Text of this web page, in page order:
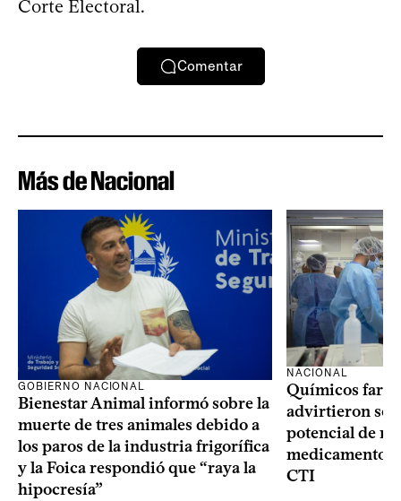
Corte Electoral.
Comentar
Más de Nacional
GOBIERNO NACIONAL
Bienestar Animal informó sobre la
muerte de tres animales debido a
los paros de la industria frigorífica
y la Foica respondió que “raya la
hipocresía”
NACIONAL
Químicos
advirtieron
potencial de
medicamentos
CTI